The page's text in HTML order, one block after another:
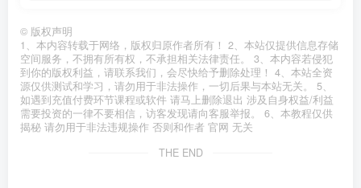
© 版权声明
1、本内容转载于网络，版权归原作者所有！ 2、本站仅提供信息存储
空间服务，不拥有所有权，不承担相关法律责任。 3、本内容若侵犯
到你的版权利益，请联系我们，会尽快给予删除处理！ 4、本站全资
源仅供测试和学习，请勿用于非法操作，一切后果与本站无关。 5、
如遇到充值付费环节课程或软件 请马上删除退出 涉及自身权益/利益
需要投资的一律不要相信，访客发现请向客服举报。 6、本教程仅供
揭秘 请勿用于非法违规操作 否则和作者 官网 无关
THE END